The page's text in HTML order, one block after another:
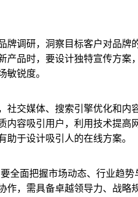
牌调研，洞察目标客户对品牌
产品时，要设计独特宣传方案
敏锐度。
社交媒体、搜索引擎优化和内
内容吸引用户，利用技术提高
于设计吸引人的在线方案。
全面把握市场动态、行业趋势
，需具备卓越领导力、战略